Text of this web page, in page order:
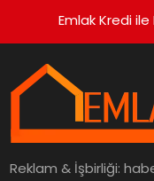
Emlak Kredi
Reklam & İşbirliği: